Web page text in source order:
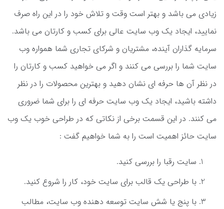
زیادی می باشد و بهتر است وقت و تلاش خود را در این راه صرف
نمایید، ایجاد یک وب سایت عالی برای کسب و کارتان می باشد.
سرمایه گذاران آینده، مشتریان و شرکای تجاری شما همواره وب
سایت شما را بررسی می کنند و اگر می خواهید کسب و کارتان را
در نظر آن ها حرفه ای نشان دهید و بهترین محصولات را در نظر
داشته باشید، ایجاد یک وب سایت حرفه ای را برای شما ضروری
می کنند. در این قسمت برخی از نکاتی که در طراحی خوب یک وب
سایت حائز اهمیت است را به شما خواهیم گفت :
سایت رقبا را بررسی کنید.
با طراحی یک قالب برای سایت خود، کار را شروع کنید.
با پنج یا شش سایت توسعه دهنده وب سایت، مطالب